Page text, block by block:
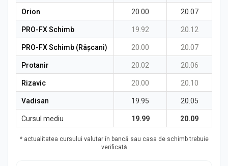
Orion 20.00 20.07
PRO-FX Schimb 19.92 20.12
PRO-FX Schimb (Râșcani) 20.00 20.07
Protanir 20.02 20.06
Rizavic 20.00 20.10
Vadisan 19.95 20.05
Cursul mediu 19.99 20.09
* actualitatea cursului valutar în bancă sau casa de schimb trebuie
verificată